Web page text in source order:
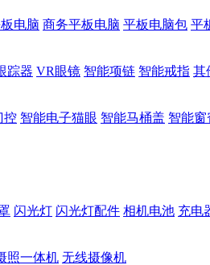
电脑 商务平板电脑 平板电脑包 平
踪器 VR眼镜 智能项链 智能戒指 其
控 智能电子猫眼 智能马桶盖 智能窗
闪光灯 闪光灯配件 相机电池 充电
照一体机 无线摄像机